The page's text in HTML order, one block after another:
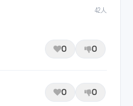
42人
0 0
0 0